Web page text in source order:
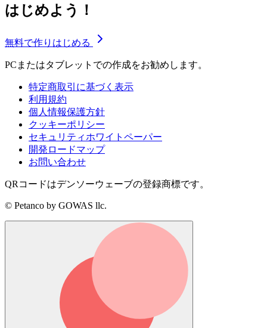
はじめよう！
無料で作りはじめる
PCまたはタブレットでの作成をお勧めします。
特定商取引に基づく表示
利用規約
個人情報保護方針
クッキーポリシー
セキュリティホワイトペーパー
開発ロードマップ
お問い合わせ
QRコードはデンソーウェーブの登録商標です。
© Petanco by GOWAS llc.